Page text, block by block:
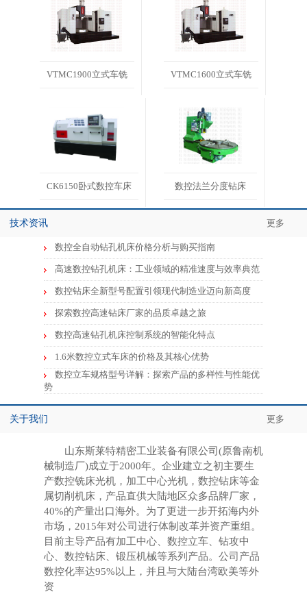
VTMC1900立式车铣 VTMC1600立式车铣
CK6150卧式数控车床 数控法兰分度钻床
技术资讯 更多
数控全自动钻孔机床价格分析与购买指南
高速数控钻孔机床：工业领域的精准速度与效率典范
数控钻床全新型号配置引领现代制造业迈向新高度
探索数控高速钻床厂家的品质卓越之旅
数控高速钻孔机床控制系统的智能化特点
1.6米数控立式车床的价格及其核心优势
数控立车规格型号详解：探索产品的多样性与性能优
势
关于我们 更多
山东斯莱特精密工业装备有限公司(原鲁南机
械制造厂)成立于2000年。企业建立之初主要生
产数控铣床光机，加工中心光机，数控钻床等金
属切削机床，产品直供大陆地区众多品牌厂家，
40%的产量出口海外。为了更进一步开拓海内外
市场，2015年对公司进行体制改革并资产重组。
目前主导产品有加工中心、数控立车、钻攻中
心、数控钻床、锻压机械等系列产品。公司产品
数控化率达95%以上，并且与大陆台湾欧美等外
资